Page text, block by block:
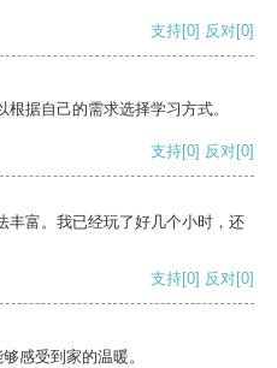
支持[0] 反对[0]
据自己的需求选择学习方式。
支持[0] 反对[0]
丰富。我已经玩了好几个小时，还
支持[0] 反对[0]
感受到家的温暖。